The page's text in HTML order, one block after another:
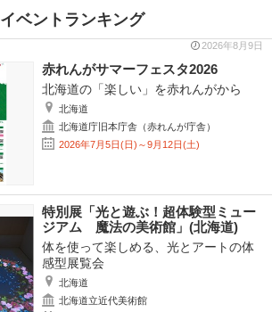
イベントランキング
2026年8月9日
赤れんがサマーフェスタ2026
北海道の「楽しい」を赤れんがから
北海道
北海道庁旧本庁舎（赤れんが庁舎）
2026年7月5日(日)～9月12日(土)
特別展「光と遊ぶ！超体験型ミュー
ジアム 魔法の美術館」(北海道)
体を使って楽しめる、光とアートの体
感型展覧会
北海道
北海道立近代美術館